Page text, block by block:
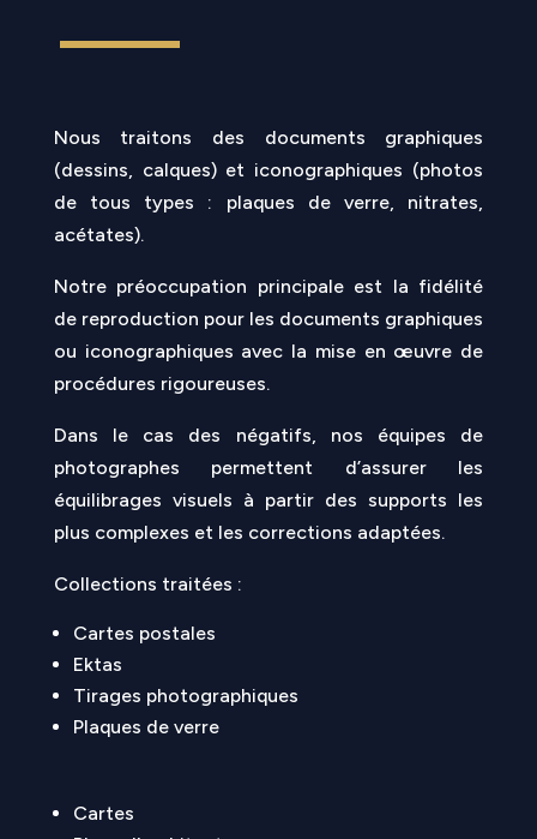
Nous traitons des documents graphiques
(dessins, calques) et iconographiques (photos
de tous types : plaques de verre, nitrates,
acétates).
Notre préoccupation principale est la fidélité
de reproduction pour les documents graphiques
ou iconographiques avec la mise en œuvre de
procédures rigoureuses.
Dans le cas des négatifs, nos équipes de
photographes permettent d’assurer les
équilibrages visuels à partir des supports les
plus complexes et les corrections adaptées.
Collections traitées :
Cartes postales
Ektas
Tirages photographiques
Plaques de verre
Cartes